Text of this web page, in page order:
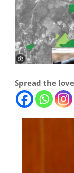
Spread the love